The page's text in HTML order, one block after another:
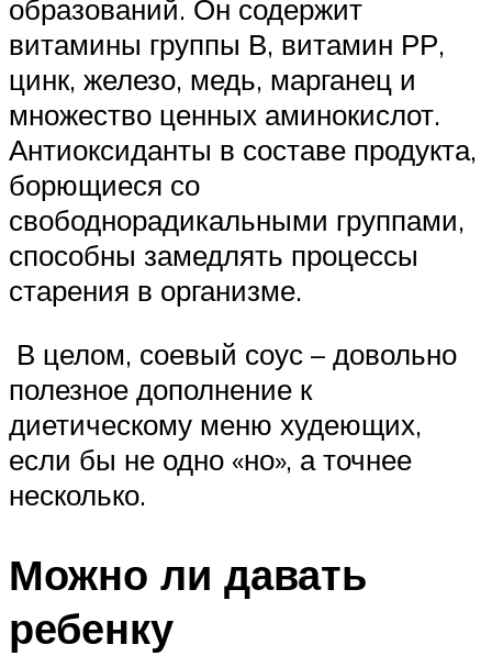
образований. Он содержит
витамины группы В, витамин РР,
цинк, железо, медь, марганец и
множество ценных аминокислот.
Антиоксиданты в составе продукта,
борющиеся со
свободнорадикальными группами,
способны замедлять процессы
старения в организме.
В целом, соевый соус – довольно
полезное дополнение к
диетическому меню худеющих,
если бы не одно «но», а точнее
несколько.
Можно ли давать
ребенку